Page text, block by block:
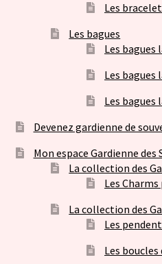
Les
Les bagues
Les bagues
Les bagues
Les bagues
Devenez gardienne de
Mon espace Gardienne des
La collection des
Les
La collection des
Les
Les boucles